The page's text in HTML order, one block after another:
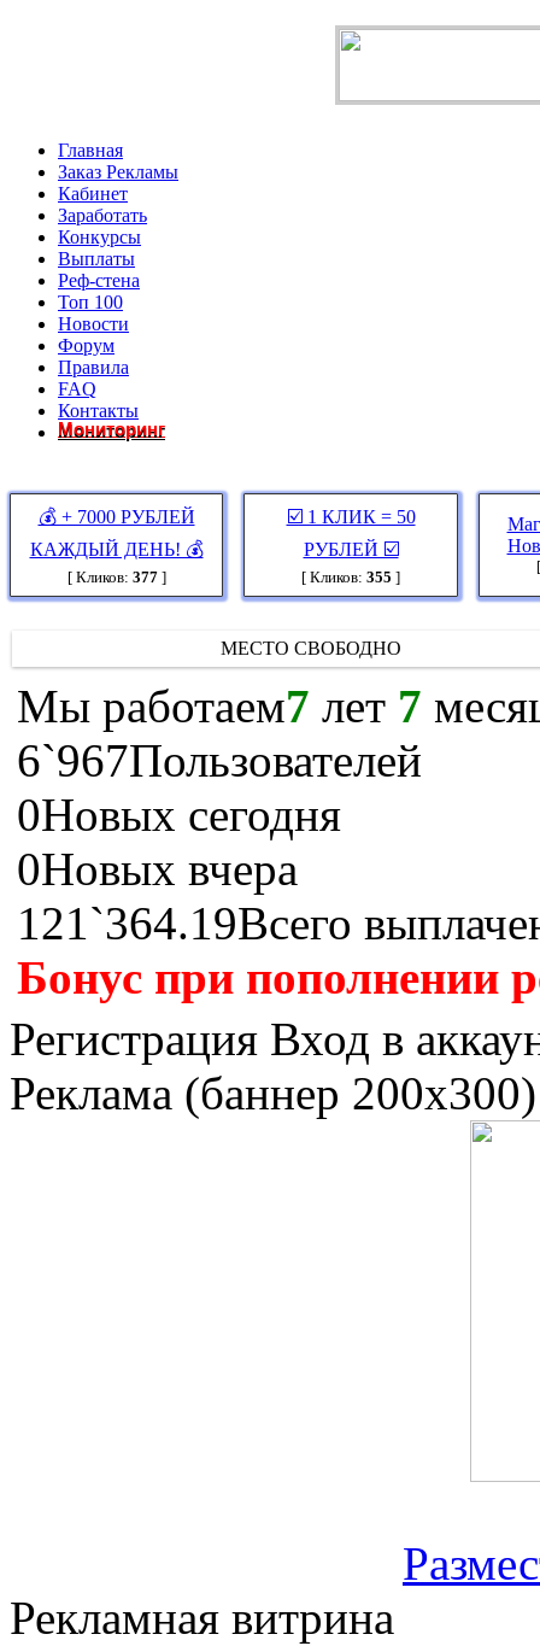
Главная
Заказ Рекламы
Кабинет
Заработать
Конкурсы
Выплаты
Реф-стена
Топ 100
Новости
Форум
Правила
FAQ
Контакты
Мониторинг
💰 + 7000 РУБЛЕЙ
КАЖДЫЙ ДЕНЬ! 💰
[ Кликов: 377]
☑️ 1 КЛИК = 50
РУБЛЕЙ ☑️
[ Кликов: 355 ]
МЕСТО СВОБОДНО
Мы работаем7 лет 7
6`967Пользователей
0Новых сегодня
0Новых вчера
121`364.19Всего
Бонус при пополнении
Регистрация Вход в
Реклама (баннер 200x300)
Рекламная витрина